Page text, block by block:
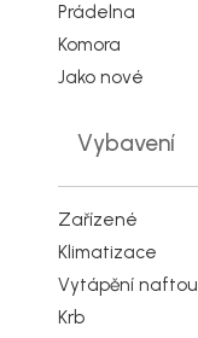
Prádelna
Komora
Jako nové
Vybavení
Zařízené
Klimatizace
Vytápění naftou
Krb